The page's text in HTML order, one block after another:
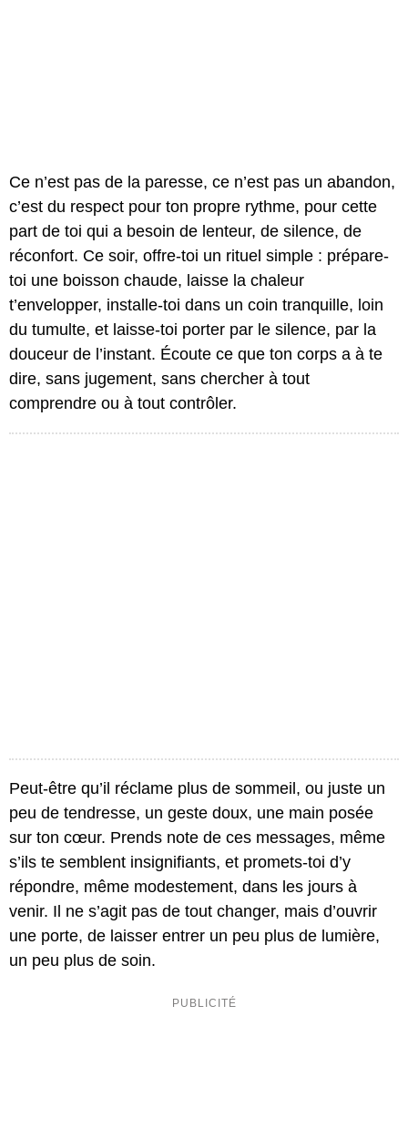
Ce n’est pas de la paresse, ce n’est pas un abandon,
c’est du respect pour ton propre rythme, pour cette
part de toi qui a besoin de lenteur, de silence, de
réconfort. Ce soir, offre-toi un rituel simple : prépare-
toi une boisson chaude, laisse la chaleur
t’envelopper, installe-toi dans un coin tranquille, loin
du tumulte, et laisse-toi porter par le silence, par la
douceur de l’instant. Écoute ce que ton corps a à te
dire, sans jugement, sans chercher à tout
comprendre ou à tout contrôler.
Peut-être qu’il réclame plus de sommeil, ou juste un
peu de tendresse, un geste doux, une main posée
sur ton cœur. Prends note de ces messages, même
s’ils te semblent insignifiants, et promets-toi d’y
répondre, même modestement, dans les jours à
venir. Il ne s’agit pas de tout changer, mais d’ouvrir
une porte, de laisser entrer un peu plus de lumière,
un peu plus de soin.